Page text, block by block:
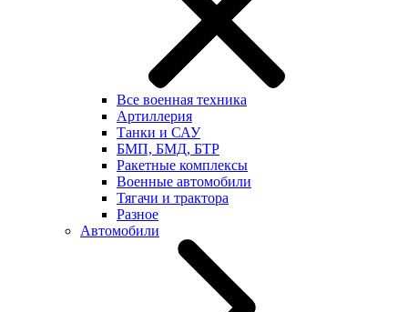
Все военная техника
Артиллерия
Танки и САУ
БМП, БМД, БТР
Ракетные комплексы
Военные автомобили
Тягачи и трактора
Разное
Автомобили